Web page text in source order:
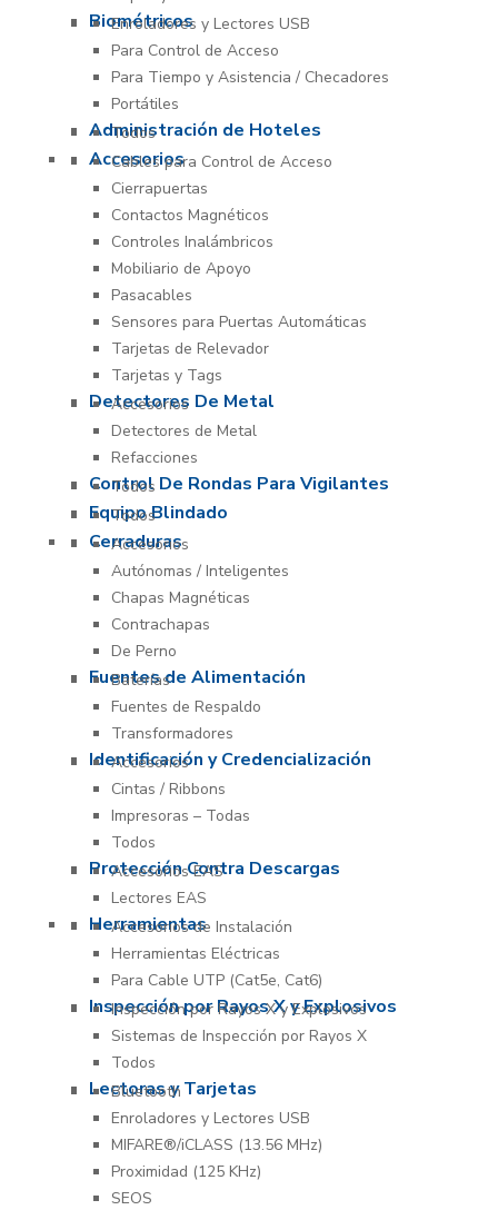
Biométricos
Enroladores y Lectores USB
Para Control de Acceso
Para Tiempo y Asistencia / Checadores
Portátiles
Administración de Hoteles
Todos
Accesorios
Cables para Control de Acceso
Cierrapuertas
Contactos Magnéticos
Controles Inalámbricos
Mobiliario de Apoyo
Pasacables
Sensores para Puertas Automáticas
Tarjetas de Relevador
Tarjetas y Tags
Detectores De Metal
Accesorios
Detectores de Metal
Refacciones
Control De Rondas Para Vigilantes
Todos
Equipo Blindado
Todos
Cerraduras
Accesorios
Autónomas / Inteligentes
Chapas Magnéticas
Contrachapas
De Perno
Fuentes de Alimentación
Baterías
Fuentes de Respaldo
Transformadores
Identificación y Credencialización
Accesorios
Cintas / Ribbons
Impresoras – Todas
Todos
Protección Contra Descargas
Accesorios EAS
Lectores EAS
Herramientas
Accesorios de Instalación
Herramientas Eléctricas
Para Cable UTP (Cat5e, Cat6)
Inspección por Rayos X y Explosivos
Inspección por Rayos X y Explosivos
Sistemas de Inspección por Rayos X
Todos
Lectoras y Tarjetas
Bluetooth
Enroladores y Lectores USB
MIFARE®/iCLASS (13.56 MHz)
Proximidad (125 KHz)
SEOS